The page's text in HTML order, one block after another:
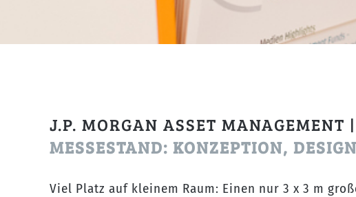
J.P. MORGAN ASSET MANAGEMENT
MESSESTAND: KONZEPTION,
Viel Platz auf kleinem Raum: Einen nur 3 x 3 m